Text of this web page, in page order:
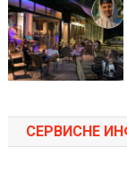
СЕРВИСНЕ